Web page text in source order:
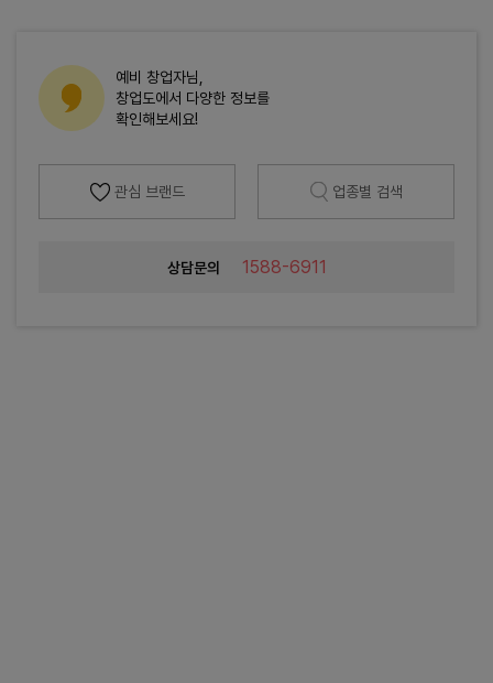
예비 창업자님,
창업도에서 다양한 정보를
확인해보세요!
관심 브랜드 업종별 검색
상담문의 1588-6911